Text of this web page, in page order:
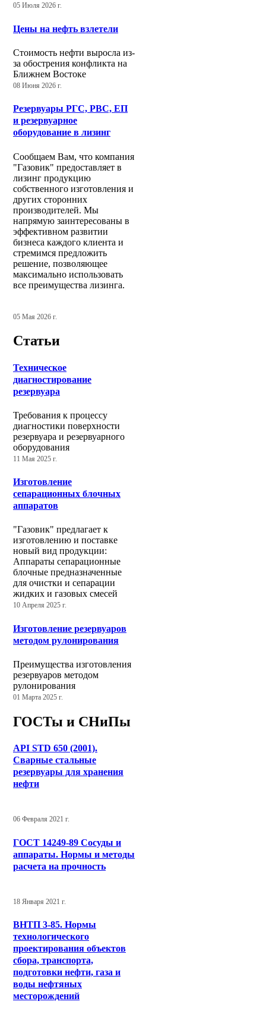
05 Июля 2026 г.
Цены на нефть взлетели
Стоимость нефти выросла из-
за обострения конфликта на
Ближнем Востоке
08 Июня 2026 г.
Резервуары РГС, РВС, ЕП
и резервуарное
оборудование в лизинг
Сообщаем Вам, что компания
"Газовик" предоставляет в
лизинг продукцию
собственного изготовления и
других сторонних
производителей. Мы
напрямую заинтересованы в
эффективном развитии
бизнеса каждого клиента и
стремимся предложить
решение, позволяющее
максимально использовать
все преимущества лизинга.
05 Мая 2026 г.
Статьи
Техническое
диагностирование
резервуара
Требования к процессу
диагностики поверхности
резервуара и резервуарного
оборудования
11 Мая 2025 г.
Изготовление
сепарационных блочных
аппаратов
"Газовик" предлагает к
изготовлению и поставке
новый вид продукции:
Аппараты сепарационные
блочные предназначенные
для очистки и сепарации
жидких и газовых смесей
10 Апреля 2025 г.
Изготовление резервуаров
методом рулонирования
Преимущества изготовления
резервуаров методом
рулонирования
01 Марта 2025 г.
ГОСТы и СНиПы
API STD 650 (2001).
Сварные стальные
резервуары для хранения
нефти
06 Февраля 2021 г.
ГОСТ 14249-89 Сосуды и
аппараты. Нормы и методы
расчета на прочность
18 Января 2021 г.
ВНТП 3-85. Нормы
технологического
проектирования объектов
сбора, транспорта,
подготовки нефти, газа и
воды нефтяных
месторождений